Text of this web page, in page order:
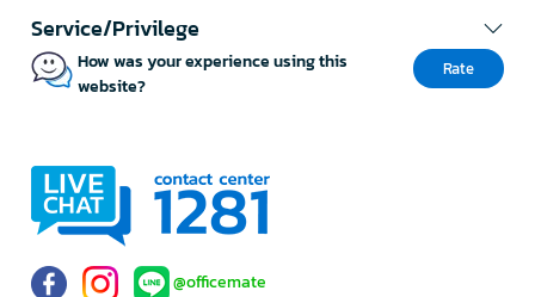
Service/Privilege
How was your experience using this
website?
Rate
@officemate